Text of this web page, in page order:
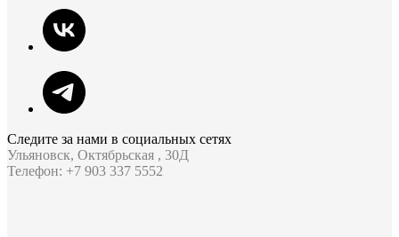
Следите за нами в социальных сетях
Ульяновск, Октябрьская , 30Д
Телефон: +7 903 337 5552